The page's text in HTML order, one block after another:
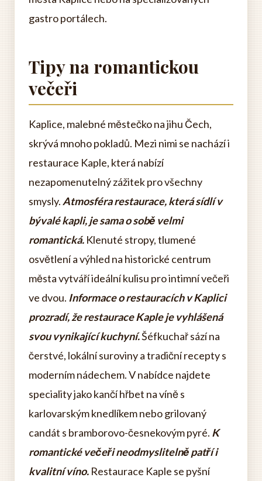
gastro portálech.
Tipy na romantickou
večeři
Kaplice, malebné městečko na jihu Čech,
skrývá mnoho pokladů. Mezi nimi se nachází i
restaurace Kaple, která nabízí
nezapomenutelný zážitek pro všechny
smysly. Atmosféra restaurace, která sídlí v
bývalé kapli, je sama o sobě velmi
romantická. Klenuté stropy, tlumené
osvětlení a výhled na historické centrum
města vytváří ideální kulisu pro intimní večeři
ve dvou. Informace o restauracích v Kaplici
prozradí, že restaurace Kaple je vyhlášená
svou vynikající kuchyní.Šéfkuchař sází na
čerstvé, lokální suroviny a tradiční recepty s
moderním nádechem. V nabídce najdete
speciality jako kančí hřbet na víně s
karlovarským knedlíkem nebo grilovaný
candát s bramborovo-česnekovým pyré. K
romantické večeři neodmyslitelně patří i
kvalitní víno. Restaurace Kaple se pyšní